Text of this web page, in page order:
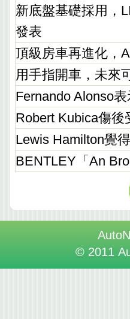
新底盤基礎採用，
發表
頂級房車再進化，
用手指開車，未來
Fernando Alonso
Robert Kubica傷
Lewis Hamilton覺
BENTLEY「An
© 2011